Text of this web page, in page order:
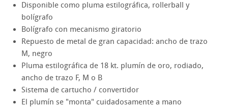
Disponible como pluma estilográfica, rollerball y
bolígrafo
Bolígrafo con mecanismo giratorio
Repuesto de metal de gran capacidad: ancho de trazo
M, negro
Pluma estilográfica de 18 kt. plumín de oro, rodiado,
ancho de trazo F, M o B
Sistema de cartucho / convertidor
El plumín se "monta" cuidadosamente a mano